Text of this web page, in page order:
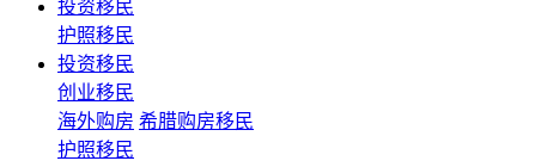
投资移民
护照移民
投资移民
创业移民
海外购房 希腊购房移民
护照移民